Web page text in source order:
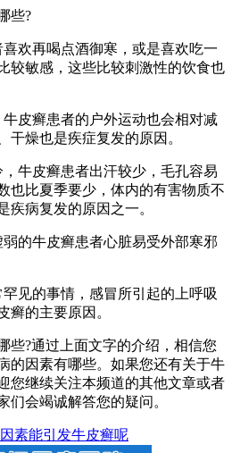
些?
欢再喝点酒御寒，或是喜欢吃一
较敏感，这些比较刺激性的饮食也
皮癣患者的户外运动也会相对减
干燥也是疾症复发的原因。
牛皮癣患者出汗较少，毛孔容易
也比夏季要少，体内的有害物质不
疾病复发的原因之一。
的牛皮癣患者心脏易受外部寒邪
见的事情，感冒所引起的上呼吸
癣的主要原因。
些?通过上面文字的介绍，相信您
的因素有哪些。如果您还有关于牛
您继续关注本频道的其他文章或者
们会竭诚解答您的疑问。
素能引发牛皮癣呢